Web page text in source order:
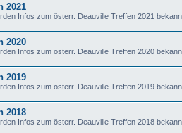
2021
Infos zum österr. Deauville Treffen 2021
2020
Infos zum österr. Deauville Treffen 2020
2019
Infos zum österr. Deauville Treffen 2019
2018
Infos zum österr. Deauville Treffen 2018